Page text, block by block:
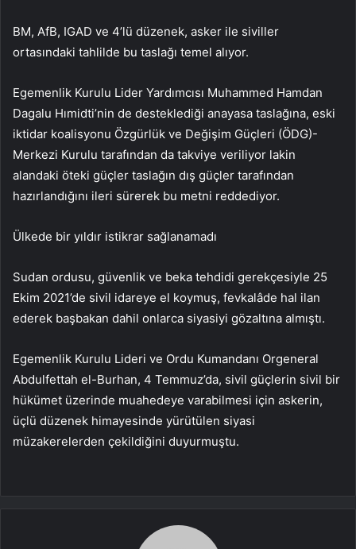
BM, AfB, IGAD ve 4’lü düzenek, asker ile siviller
ortasındaki tahlilde bu taslağı temel alıyor.
Egemenlik Kurulu Lider Yardımcısı Muhammed Hamdan
Dagalu Hımidti’nin de desteklediği anayasa taslağına, eski
iktidar koalisyonu Özgürlük ve Değişim Güçleri (ÖDG)-
Merkezi Kurulu tarafından da takviye veriliyor lakin
alandaki öteki güçler taslağın dış güçler tarafından
hazırlandığını ileri sürerek bu metni reddediyor.
Ülkede bir yıldır istikrar sağlanamadı
Sudan ordusu, güvenlik ve beka tehdidi gerekçesiyle 25
Ekim 2021’de sivil idareye el koymuş, fevkalâde hal ilan
ederek başbakan dahil onlarca siyasiyi gözaltına almıştı.
Egemenlik Kurulu Lideri ve Ordu Kumandanı Orgeneral
Abdulfettah el-Burhan, 4 Temmuz’da, sivil güçlerin sivil bir
hükümet üzerinde muahedeye varabilmesi için askerin,
üçlü düzenek himayesinde yürütülen siyasi
müzakerelerden çekildiğini duyurmuştu.